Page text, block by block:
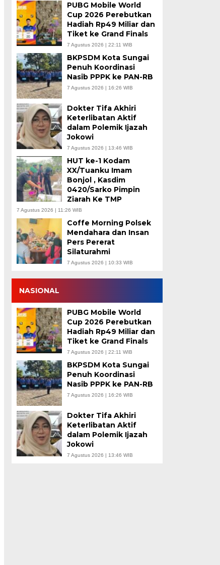
PUBG Mobile World
Cup 2026 Perebutkan
Hadiah Rp49 Miliar dan
Tiket ke Grand Finals
7 Agustus 2026 | 22:11 WIB
BKPSDM Kota Sungai
Penuh Koordinasi
Nasib PPPK ke PAN-RB
7 Agustus 2026 | 16:26 WIB
Dokter Tifa Akhiri
Keterlibatan Aktif
dalam Polemik Ijazah
Jokowi
7 Agustus 2026 | 13:46 WIB
HUT ke-1 Kodam
XX/Tuanku Imam
Bonjol , Kasdim
0420/Sarko Pimpin
Ziarah Ke TMP
7 Agustus 2026 | 11:26 WIB
Coffe Morning Polsek
Mendahara dan Insan
Pers Pererat
Silaturahmi
7 Agustus 2026 | 10:33 WIB
NASIONAL
PUBG Mobile World
Cup 2026 Perebutkan
Hadiah Rp49 Miliar dan
Tiket ke Grand Finals
7 Agustus 2026 | 22:11 WIB
BKPSDM Kota Sungai
Penuh Koordinasi
Nasib PPPK ke PAN-RB
7 Agustus 2026 | 16:26 WIB
Dokter Tifa Akhiri
Keterlibatan Aktif
dalam Polemik Ijazah
Jokowi
7 Agustus 2026 | 13:46 WIB